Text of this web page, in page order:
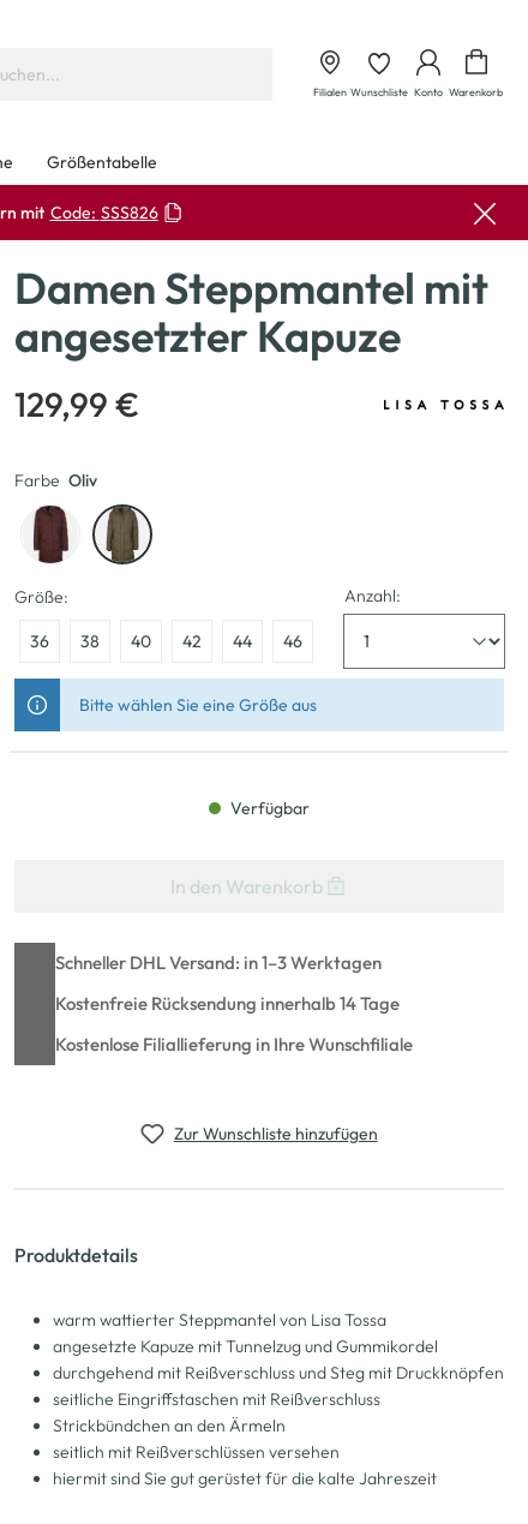
Filialen Wunschliste Konto Warenkorb
Größentabelle
mit Code: SSS826
Damen Steppmantel mit
angesetzter Kapuze
129,99 €
Farbe Oliv
Größe:
36 38 40 42 44 46
Anzahl:
Bitte wählen Sie eine Größe aus
Verfügbar
In den Warenkorb
Schneller DHL Versand: in 1–3 Werktagen
Kostenfreie Rücksendung innerhalb 14 Tage
Kostenlose Filiallieferung in Ihre Wunschfiliale
Zur Wunschliste hinzufügen
Produktdetails
warm wattierter Steppmantel von Lisa Tossa
angesetzte Kapuze mit Tunnelzug und Gummikordel
durchgehend mit Reißverschluss und Steg mit Druckknöpfen
seitliche Eingriffstaschen mit Reißverschluss
Strickbündchen an den Ärmeln
seitlich mit Reißverschlüssen versehen
hiermit sind Sie gut gerüstet für die kalte Jahreszeit